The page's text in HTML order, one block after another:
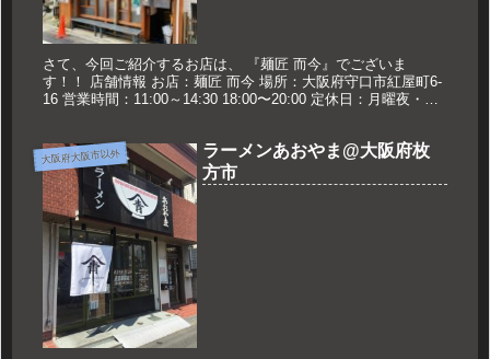
さて、今回ご紹介するお店は、 『麺匠 而今』でございま
す！！ 店舗情報 お店：麺匠 而今 場所：大阪府守口市紅屋町6-
16 営業時間：11:00～14:30 18:00〜20:00 定休日：月曜夜・火
大阪府大阪市以外
ラーメンあおやま@大阪府枚
方市